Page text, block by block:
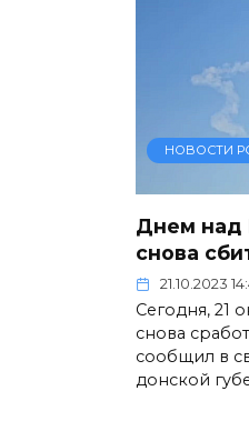
НОВОСТИ
Днем над
снова
21.10.2023
Сегодня, 21
снова
сообщил в
донской